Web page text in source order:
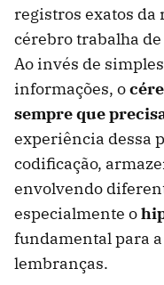
registros exatos
cérebro trabalha
Ao invés de
informações, o
sempre que
experiência dessa
codificação,
envolvendo
especialmente o
fundamental para
lembranças.